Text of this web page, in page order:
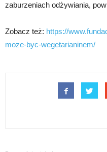
zaburzeniach odżywiania,
Zobacz też: https://
moze-byc-wegetarianinem/